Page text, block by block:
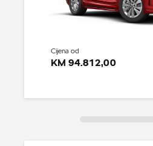
Cijena od
KM 94.812,00